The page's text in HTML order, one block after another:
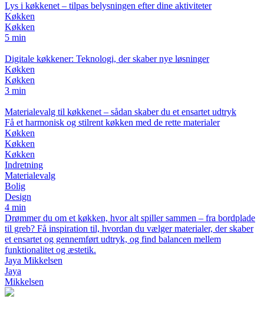
Lys i køkkenet – tilpas belysningen efter dine aktiviteter
Køkken
Køkken
5 min
Digitale køkkener: Teknologi, der skaber nye løsninger
Køkken
Køkken
3 min
Materialevalg til køkkenet – sådan skaber du et ensartet udtryk
Få et harmonisk og stilrent køkken med de rette materialer
Køkken
Køkken
Køkken
Indretning
Materialevalg
Bolig
Design
4 min
Drømmer du om et køkken, hvor alt spiller sammen – fra bordplade
til greb? Få inspiration til, hvordan du vælger materialer, der skaber
et ensartet og gennemført udtryk, og find balancen mellem
funktionalitet og æstetik.
Jaya Mikkelsen
Jaya
Mikkelsen